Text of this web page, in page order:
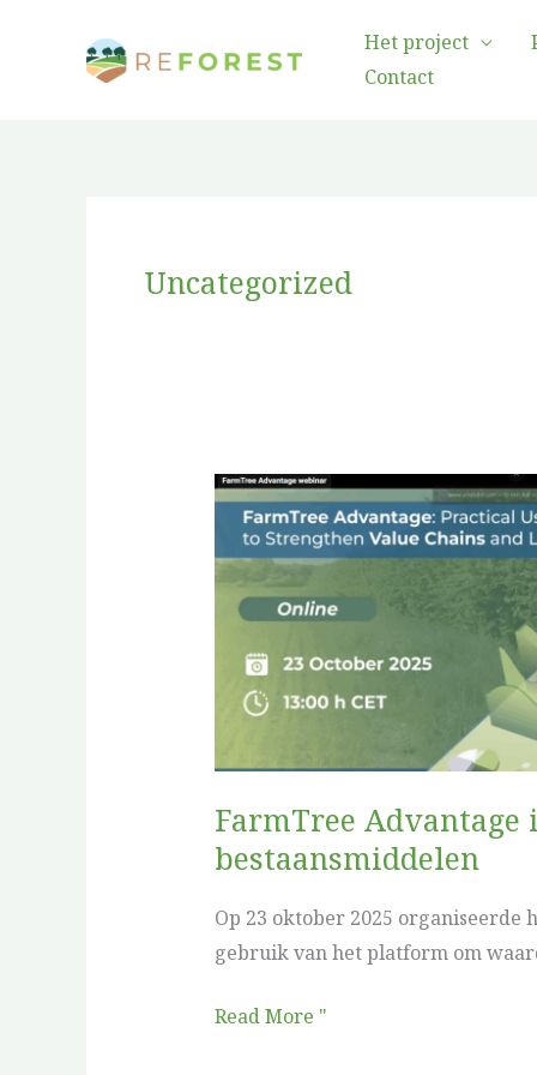
Het project
Contact
Uncategorized
FarmTree
bestaansmiddelen
Op 23 oktober 2025 organiseerde
gebruik van het platform om
FarmTree
Advantage
in
Actie:
Versterking
van
agroforestrywaardeketens
bestaansmiddelen
Read More "